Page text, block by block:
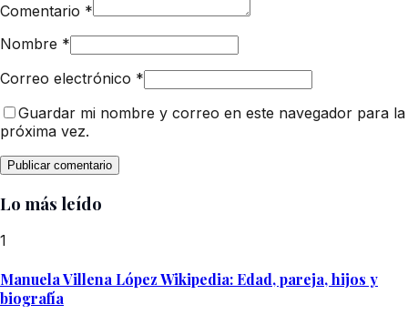
Comentario *
Nombre *
Correo electrónico *
Guardar mi nombre y correo en este navegador para la
próxima vez.
Lo más leído
1
Manuela Villena López Wikipedia: Edad, pareja, hijos y
biografía